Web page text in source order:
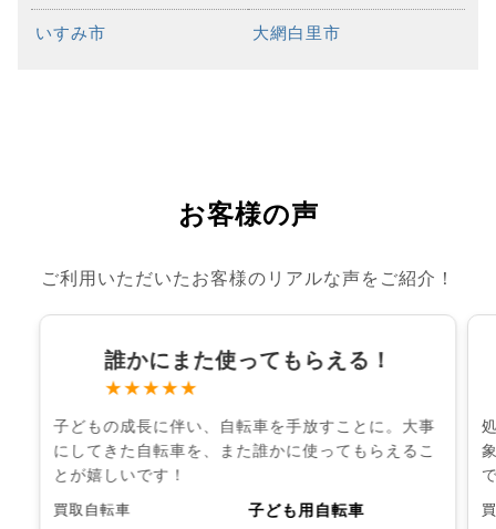
いすみ市 大網白里市
お客様の声
ご利用いただいたお客様のリアルな声をご紹介！
誰かにまた使ってもらえる！
★★★★★
子どもの成長に伴い、自転車を手放すことに。大事
にしてきた自転車を、また誰かに使ってもらえるこ
とが嬉しいです！
買取自転車 子ども用自転車